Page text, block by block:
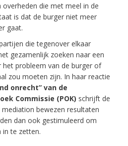
die met meel in de
is dat de burger niet meer
gaat.
die tegenover elkaar
gezamenlijk zoeken naar een
probleem van de burger of
zou moeten zijn. In haar reactie
onrecht” van de
Commissie (POK) schrijft de
bewezen resultaten
dan ook gestimuleerd om
in te zetten.